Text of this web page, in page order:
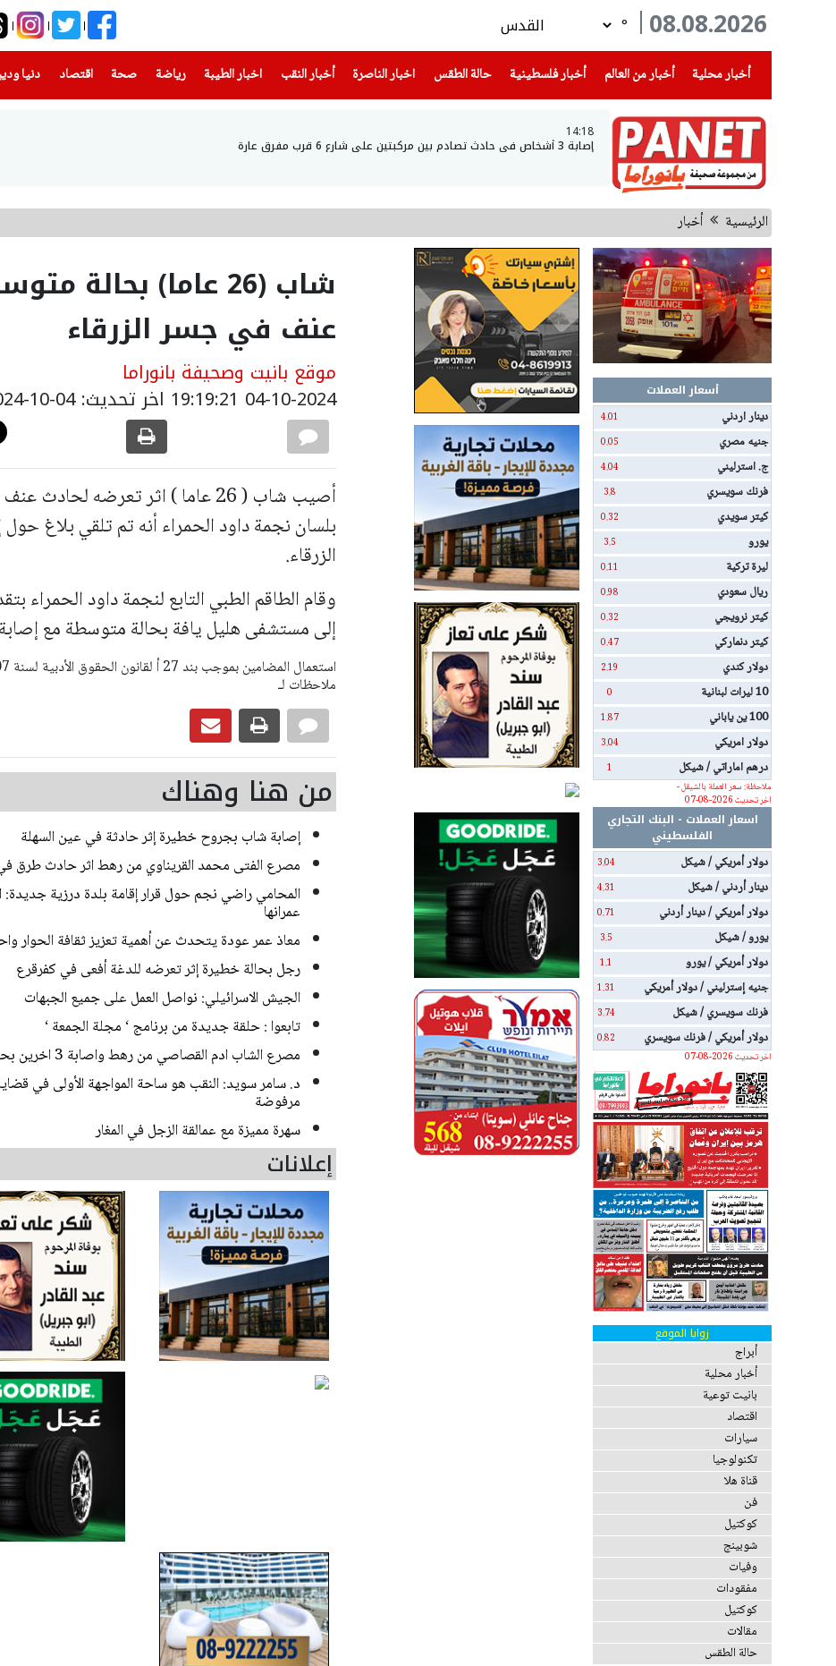
08.08.2026
°
أخبار محلية
(current) أخبار من العالم أخبار فلسطينية(current) حالة الطقس اخبار الناصرة
(current) أخبار النقب اخبار الطيبة(current) رياضة
(current) صحة(current) اقتصاد دنيا
14:18
إصابة 3 أشخاص في حادث تصادم بين مركبتين على شارع 6 قرب مفرق عارة
الرئيسية أخبار
أسعار العملات
دينار اردني
4.01
جنيه مصري 0.05
ج. استرليني 4.04
فرنك سويسري 3.8
كيتر سويدي 0.32
يورو 3.5
ليرة تركية 0.11
ريال سعودي 0.98
كيتر نرويجي 0.32
كيتر دنماركي 0.47
دولار كندي 2.19
10 ليرات لبنانية 0
100 ين ياباني 1.87
دولار امريكي 3.04
درهم اماراتي / شيكل
1
ملاحظة: سعر العملة بالشيقل -
اخر تحديث 2026-08-07
اسعار العملات - البنك التجاري
الفلسطيني
دولار أمريكي / شيكل
3.04
دينار أردني / شيكل 4.31
دولار أمريكي / دينار أردني 0.71
يورو / شيكل 3.5
دولار أمريكي / يورو 1.1
جنيه إسترليني / دولار أمريكي 1.31
فرنك سويسري / شيكل 3.74
دولار أمريكي / فرنك سويسري
0.82
اخر تحديث 2026-08-07
زوايا الموقع
أبراج
أخبار محلية
بانيت توعية
اقتصاد
سيارات
تكنولوجيا
قناة هلا
فن
كوكتيل
شوبينج
وفيات
مفقودات
كوكتيل
مقالات
حالة الطقس
شاب (26 عاما)
عنف في جسر الزرقاء
موقع بانيت وصحيفة بانوراما
04-10-2024 19:19:21 اخر تحديث: 04-10-2024 22:19:00
أصيب شاب ( 26 عاما ) اثر تعرضه
بلسان نجمة داود الحمراء أنه تم تلقي
الزرقاء.
إلى مستشفى هليل يافة بحالة متوسطة مع
ملاحظات لـ
من هنا وهناك
إصابة شاب بجروح خطيرة إثر حادثة في عين السهلة
مصرع الفتى محمد القريناوي من رهط اثر حادث طرق
المحامي راضي نجم حول قرار إقامة بلدة درزية جديدة:
عمرانها
معاذ عمر عودة يتحدث عن أهمية تعزيز ثقافة الحوار
رجل بحالة خطيرة إثر تعرضه للدغة أفعى في كفرقرع
الجيش الاسرائيلي: نواصل العمل على جميع الجبهات
تابعوا : حلقة جديدة من برنامج ‘ مجلة الجمعة ‘
مصرع الشاب ادم القصاصي من رهط واصابة 3 اخرين بحادث طرق مروع قرب حورة
د. سامر سويد: النقب هو ساحة المواجهة الأولى في
مرفوضة
سهرة مميزة مع عمالقة الزجل في المغار
إعلانات